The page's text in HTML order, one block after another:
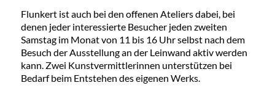
Flunkert ist auch bei den offenen Ateliers dabei, bei
denen jeder interessierte Besucher jeden zweiten
Samstag im Monat von 11 bis 16 Uhr selbst nach dem
Besuch der Ausstellung an der Leinwand aktiv werden
kann. Zwei Kunstvermittlerinnen unterstützen bei
Bedarf beim Entstehen des eigenen Werks.